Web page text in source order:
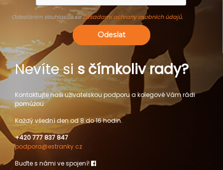
Odesláním souhlasíte seZásadami ochrany osobních údajů.
Odeslat
Nevíte si s čímkoliv rady?
Kontaktujte naši uživatelskou podporu a kolegové Vám rádi
pomůžou.
Každý všední den od 8 do 16 hodin.
+420 777 837 847
podpora@estranky.cz
Buďte s námi ve spojení!